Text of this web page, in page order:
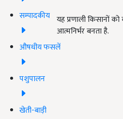
सम्पादकीय
औषधीय फसलें
पशुपालन
खेती-बाड़ी
यह प्रणाली किसानों
आत्मनिर्भर बनता है.